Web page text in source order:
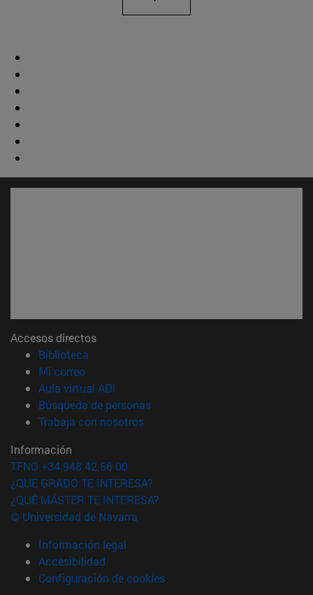
Accesos directos
Biblioteca
Mi correo(abre en nueva ventana)
Aula virtual ADI
Búsqueda de personas(abre en nueva ventana)
Trabaja con nosotros(abre en nueva ventana)
Información
TFNO +34 948 42 56 00
¿QUÉ GRADO TE INTERESA?
¿QUÉ MÁSTER TE INTERESA?
© Universidad de Navarra
Información legal
Accesibilidad
Configuración de cookies